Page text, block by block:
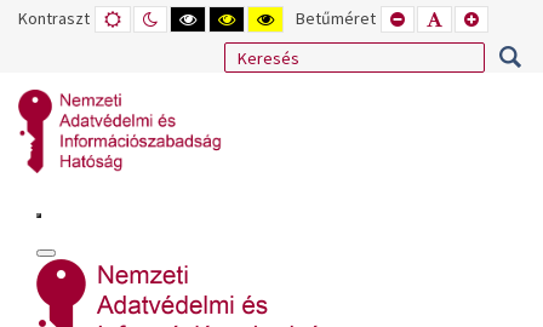
Kontraszt ALAPÉRTELMEZETT
MÓD
ÉJSZAKAI
MÓD
NAGY
KONTRASZTÚ
FEKETE-
FEHÉR
NAGY
KONTRASZTÚ
FEKETE
SÁRGA
NAGY
KONTRASZTÚ
SÁRGA
FEKETE
Betűméret KISEBB
BETŰTÍPUS
BEÁLLÍTÁSA
BETŰMÉRET
BEÁLLÍTÁSA